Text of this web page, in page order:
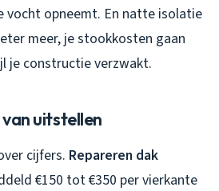
vocht opneemt. En natte isolatie
meer, je stookkosten gaan
je constructie verzwakt.
uitstellen
cijfers. Repareren dak
€150 tot €350 per vierkante